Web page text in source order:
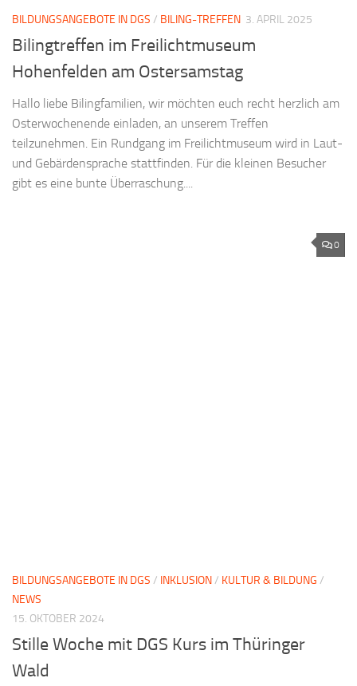
BILDUNGSANGEBOTE IN DGS / BILING-TREFFEN 3. APRIL 2025
Bilingtreffen im Freilichtmuseum
Hohenfelden am Ostersamstag
Hallo liebe Bilingfamilien, wir möchten euch recht herzlich am
Osterwochenende einladen, an unserem Treffen
teilzunehmen. Ein Rundgang im Freilichtmuseum wird in Laut-
und Gebärdensprache stattfinden. Für die kleinen Besucher
gibt es eine bunte Überraschung....
0
BILDUNGSANGEBOTE IN DGS / INKLUSION/ KULTUR & BILDUNG /
NEWS
15. OKTOBER 2024
Stille Woche mit DGS Kurs im Thüringer
Wald